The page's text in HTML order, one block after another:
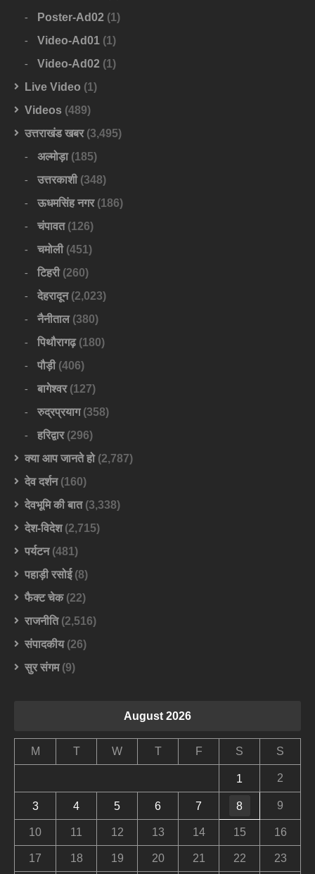
Poster-Ad02 (1)
Video-Ad01 (1)
Video-Ad02 (1)
Live Video (1)
Videos (489)
उत्तराखंड खबर(3,495)
अल्मोड़ा(185)
उत्तरकाशी(348)
ऊधमसिंह नगर(186)
चंपावत(126)
चमोली(451)
टिहरी(260)
देहरादून(2,023)
नैनीताल(380)
पिथौरागढ़(180)
पौड़ी(406)
बागेश्वर(127)
रुद्रप्रयाग(358)
हरिद्वार(296)
क्या आप जानते हो(2,787)
देव दर्शन(160)
देवभूमि की बात(3,338)
देश-विदेश(2,715)
पर्यटन(481)
पहाड़ी रसोई(8)
फैक्ट चेक(22)
राजनीति(2,516)
संपादकीय(26)
सुर संगम(9)
August 2026
M T W T F S S
1 2
3 4 5 6 7 8 9
10 11 12 13 14 15 16
17 18 19 20 21 22 23